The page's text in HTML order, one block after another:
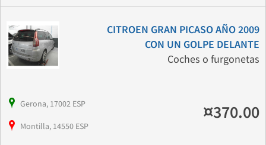
CITROEN GRAN PICASO AÑO 2009
CON UN GOLPE DELANTE
Coches o furgonetas
Gerona, 17002 ESP
Montilla, 14550 ESP
¤370.00